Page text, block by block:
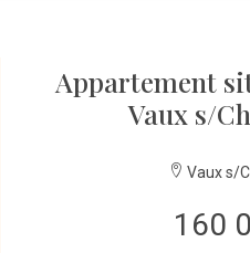
Appartement
Vaux s/
Vaux s/
160